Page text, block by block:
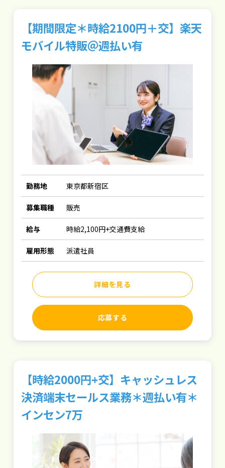
【期間限定＊時給2100円＋交】楽天
モバイル特販＠週払い有
勤務地 東京都新宿区
募集職種 販売
給与 時給2,100円+交通費支給
雇用形態 派遣社員
詳細を見る
応募する
【時給2000円+交】キャッシュレス
決済端末セールス業務＊週払い有＊
インセン7万